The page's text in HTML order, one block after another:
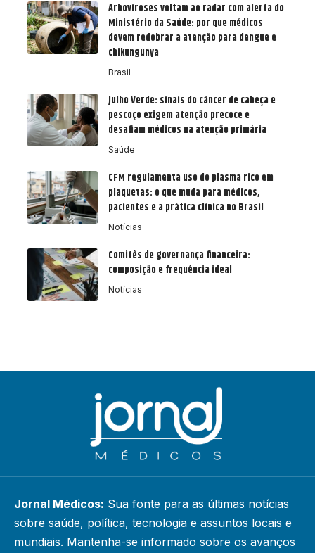
Arboviroses voltam ao radar com alerta do
Ministério da Saúde: por que médicos
devem redobrar a atenção para dengue e
chikungunya
Brasil
Julho Verde: sinais do câncer de cabeça e
pescoço exigem atenção precoce e
desafiam médicos na atenção primária
Saúde
CFM regulamenta uso do plasma rico em
plaquetas: o que muda para médicos,
pacientes e a prática clínica no Brasil
Notícias
Comitês de governança financeira:
composição e frequência ideal
Notícias
Jornal Médicos: Sua fonte para as últimas notícias
sobre saúde, política, tecnologia e assuntos locais e
mundiais. Mantenha-se informado sobre os avanços